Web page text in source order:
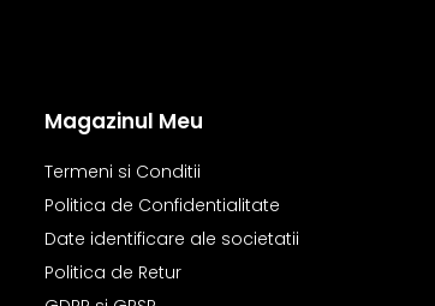
Magazinul Meu
Termeni si Conditii
Politica de Confidentialitate
Date identificare ale societatii
Politica de Retur